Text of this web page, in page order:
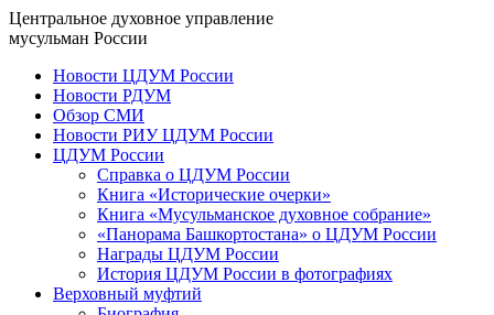
Центральное духовное управление
мусульман России
Новости ЦДУМ России
Новости РДУМ
Обзор СМИ
Новости РИУ ЦДУМ России
ЦДУМ России
Справка о ЦДУМ России
Книга «Исторические очерки»
Книга «Мусульманское духовное собрание»
«Панорама Башкортостана» о ЦДУМ России
Награды ЦДУМ России
История ЦДУМ России в фотографиях
Верховный муфтий